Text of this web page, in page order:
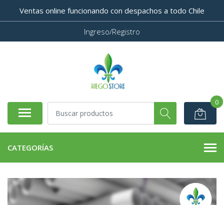
Ventas online funcionando con despachos a todo Chile
Ingreso/Registro
0
CATEGORÍAS